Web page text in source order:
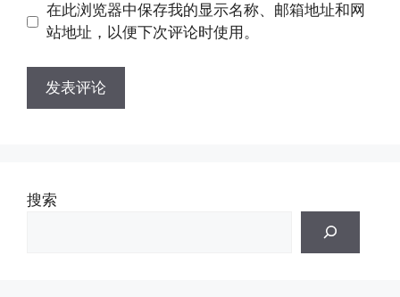
址
址
在此浏览器中保存我的显示名称、邮箱地址和网
站地址，以便下次评论时使用。
搜索